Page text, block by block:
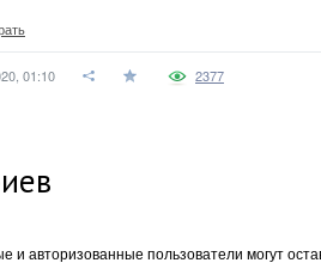
01:10 2377
и авторизованные пользователи могут